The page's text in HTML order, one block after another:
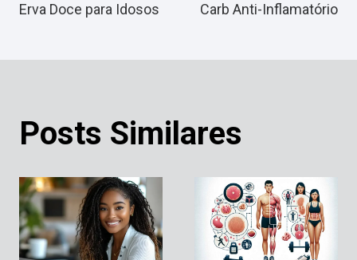
Post
Erva Doce para Idosos
Carb Anti-Inflamatório
Posts Similares